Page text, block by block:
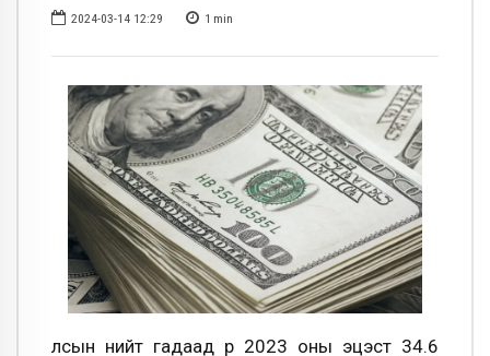
2024-03-14 12:29 1 min